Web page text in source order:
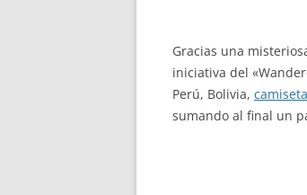
Gracias una
iniciativa del
Perú, Bolivia,
sumando al final un